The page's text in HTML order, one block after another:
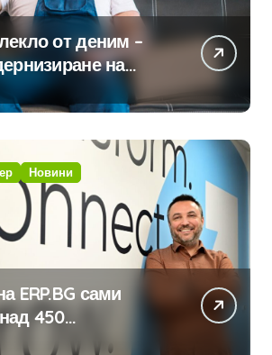
от деним –
на
Новини
ERP.BG сами
450
за ERP системата